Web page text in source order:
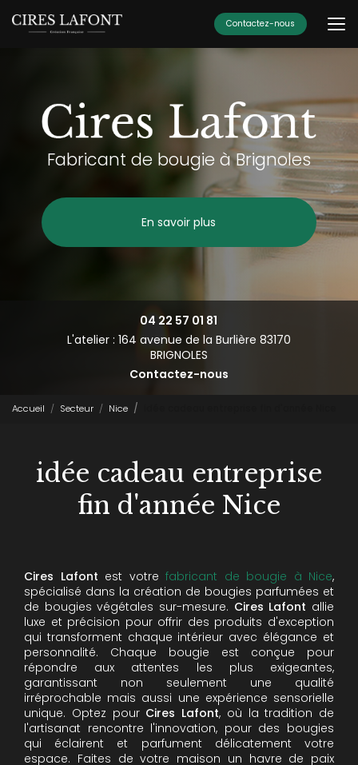
au
contenu
Contactez-nous
Fabricant de bougie à Brignoles
En savoir plus
04 22 57 01 81
L'atelier : 164 avenue de la Burlière 83170
BRIGNOLES
Contactez-nous
Accueil Secteur Nice
idée cadeau entreprise
fin d'année Nice
Cires Lafont est votre fabricant de bougie à Nice,
spécialisé dans la création de bougies parfumées et
de bougies végétales sur-mesure. Cires Lafont allie
luxe et précision pour offrir des produits d'exception
qui transforment chaque intérieur avec élégance et
personnalité. Chaque bougie est conçue pour
répondre aux attentes les plus exigeantes,
garantissant non seulement une qualité
irréprochable mais aussi une expérience sensorielle
unique. Optez pour Cires Lafont, où la tradition de
l'artisanat rencontre l'innovation, pour des bougies
qui éclairent et parfument délicatement votre
espace. Faites de votre maison un havre de paix